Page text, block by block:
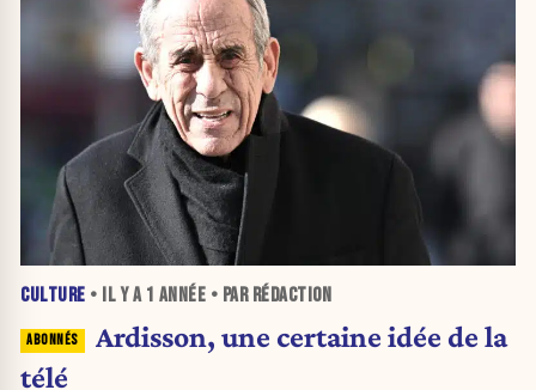
CULTURE • IL Y A 1 ANNÉE • PAR RÉDACTION
Ardisson, une certaine idée de la
télé